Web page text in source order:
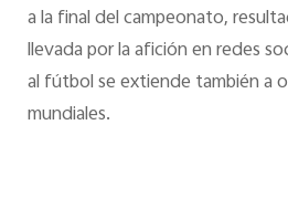
a la final del campeonato,
llevada por la afición en redes
al fútbol se extiende también a
mundiales.